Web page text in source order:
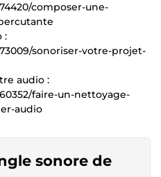
composer-une-
:
sonoriser-votre-projet-
audio :
faire-un-nettoyage-
audio
sonore de